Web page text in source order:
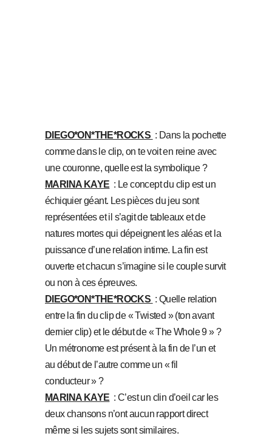
DIEGO*ON*THE*ROCKS : Dans la pochette
comme dans le clip, on te voit en reine avec
une couronne, quelle est la symbolique ?
MARINA KAYE : Le concept du clip est un
échiquier géant. Les pièces du jeu sont
représentées et il s’agit de tableaux et de
natures mortes qui dépeignent les aléas et la
puissance d’une relation intime. La fin est
ouverte et chacun s’imagine si le couple survit
ou non à ces épreuves.
DIEGO*ON*THE*ROCKS : Quelle relation
entre la fin du clip de « Twisted » (ton avant
dernier clip) et le début de « The Whole 9 » ?
Un métronome est présent à la fin de l’un et
au début de l’autre comme un « fil
conducteur » ?
MARINA KAYE : C’est un clin d’oeil car les
deux chansons n’ont aucun rapport direct
même si les sujets sont similaires.